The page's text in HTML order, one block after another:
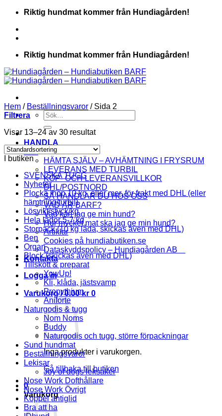
Skip
content
Riktig hundmat kommer från Hundiagården!
Riktig hundmat kommer från Hundiagården!
Sök
efter:
HANDLA
Info
HÄMTA SJÄLV – AVHÄMTNING I FRYSRUM
LEVERANS MED TURBIL
KÖP- OCH LEVERANSVILLKOR
DHL/POSTNORD
SÅ HANDLAR DU HOS OSS
VAD ÄR BARF?
Vad kan jag ge min hund?
Hur mycket mat ska jag ge min hund?
Artiklar
Cookies på hundiabutiken.se
Dataskyddspolicy – Hundiagården AB
Kontakta
Logga in
Varukorg /0.00kr 0
Inga produkter i varukorgen.
Gå tillbaka till butiken
0
Varukorg
Hem / Beställningsvaror /Sida 2
Filtrera
Visar 13–24 av 30 resultat
I butiken
SVENSKA TUGG
Nyheter
Plocka ihop 10 kg, eller mer, för frakt med DHL (eller
hämtning/turbil)
Lösvikt/styck/kg
Hela lådor 5-7 kg
Storpack (10 kg låda, skickas även med DHL)
Ben
Organ
Block (skickas även med DHL)
Tillskott & preparat
YowUp!
Kli, klåda, jästsvamp
Propythium
Aniforte
Naturgodis & tugg
Nom Noms
Buddy
Naturgodis och tugg, större förpackningar
Sund hundmat
Beställningsvaror
Lekisar
Joy of dogs leksaker
Nose Work Dofthållare
Nose Work Övrigt
Koppel antiglid
Bra att ha